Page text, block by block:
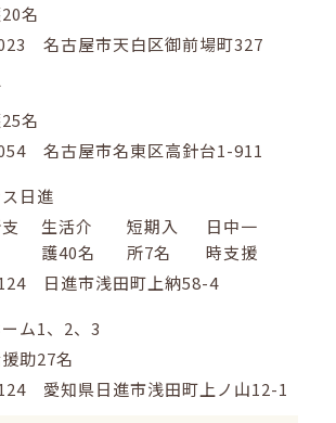
名
名古屋市天白区御前場町327
名
名古屋市名東区高針台1-911
日進
生活介
護40名
短期入
所7名
日中一
時支援
日進市浅田町上納58-4
ーム1、2、3
助27名
愛知県日進市浅田町上ノ山12-1